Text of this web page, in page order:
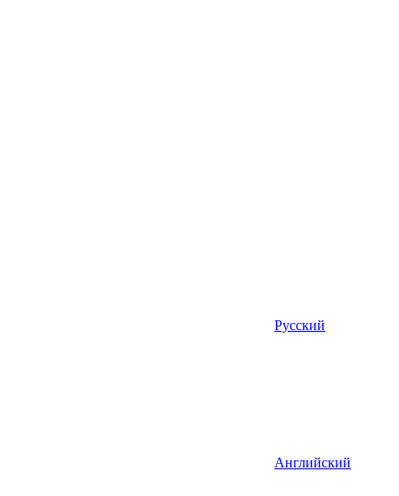
Русский
Английский